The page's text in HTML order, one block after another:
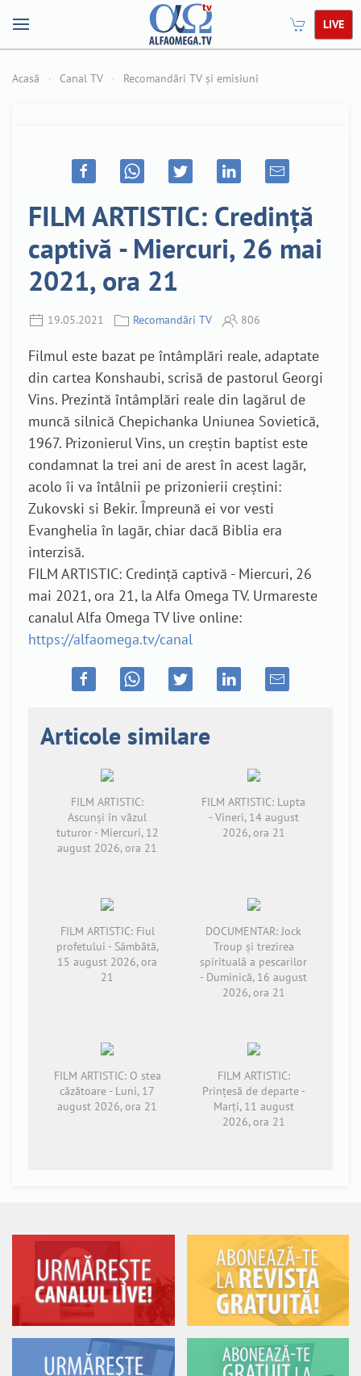
LIVE
Acasă Canal TV Recomandări TV și emisiuni
FILM ARTISTIC: Credință
captivă - Miercuri, 26 mai
2021, ora 21
19.05.2021 Recomandări TV 806
Filmul este bazat pe întâmplări reale, adaptate
din cartea Konshaubi, scrisă de pastorul Georgi
Vins. Prezintă întâmplări reale din lagărul de
muncă silnică Chepichanka Uniunea Sovietică,
1967. Prizonierul Vins, un creștin baptist este
condamnat la trei ani de arest în acest lagăr,
acolo îi va întâlnii pe prizonierii creștini:
Zukovski si Bekir. Împreună ei vor vesti
Evanghelia în lagăr, chiar dacă Biblia era
interzisă.
FILM ARTISTIC: Credință captivă - Miercuri, 26
mai 2021, ora 21, la Alfa Omega TV. Urmareste
canalul Alfa Omega TV live online:
https://alfaomega.tv/canal
Articole similare
FILM ARTISTIC:
Ascunși în văzul
tuturor - Miercuri, 12
august 2026, ora 21
FILM ARTISTIC: Lupta
- Vineri, 14 august
2026, ora 21
FILM ARTISTIC: Fiul
profetului - Sâmbătă,
15 august 2026, ora
21
DOCUMENTAR: Jock
Troup și trezirea
spirituală a pescarilor
- Duminică, 16 august
2026, ora 21
FILM ARTISTIC: O stea
căzătoare - Luni, 17
august 2026, ora 21
FILM ARTISTIC:
Prințesă de departe -
Marți, 11 august
2026, ora 21